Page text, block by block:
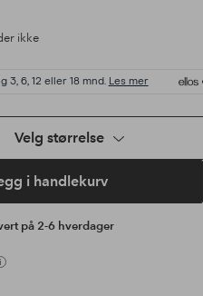
ikke
3, 6, 12 eller 18 mnd. Les mer
Velg størrelse
i handlekurv
på 2-6 hverdager